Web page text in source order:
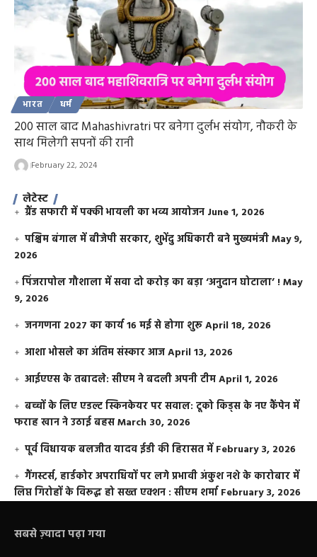
भारत धर्म
200 साल बाद Mahashivratri पर बनेगा दुर्लभ संयोग, नौकरी के
साथ मिलेगी सपनों की रानी
February 22, 2024
लेटेस्ट
ग्रैंड सफारी में पक्की भायली का भव्य आयोजन June 1, 2026
पश्चिम बंगाल में बीजेपी सरकार, शुभेंदु अधिकारी बने मुख्यमंत्रीMay 9,
2026
​पिंजरापोल गौशाला में सवा दो करोड़ का बड़ा ‘अनुदान घोटाला’ !May
9, 2026
जनगणना 2027 का कार्य 16 मई से होगा शुरूApril 18, 2026
आशा भोसले का अंतिम संस्कार आजApril 13, 2026
आईएएस के तबादले: सीएम ने बदली अपनी टीमApril 1, 2026
बच्चों के लिए एडल्ट स्किनकेयर पर सवाल: टूको किड्स के नए कैंपेन में
फराह खान ने उठाई बहसMarch 30, 2026
पूर्व विधायक बलजीत यादव ईडी की हिरासत में February 3, 2026
गैंगस्टर्स, हार्डकोर अपराधियों पर लगे प्रभावी अंकुश नशे के कारोबार में
लिप्त गिरोहों के विरूद्ध हो सख्त एक्शन : सीएम शर्मा February 3, 2026
सबसे ज़्यादा पढ़ा गया